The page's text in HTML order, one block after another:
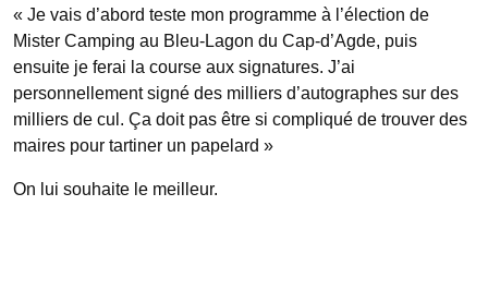
« Je vais d’abord teste mon programme à l’élection de
Mister Camping au Bleu-Lagon du Cap-d’Agde, puis
ensuite je ferai la course aux signatures. J’ai
personnellement signé des milliers d’autographes sur des
milliers de cul. Ça doit pas être si compliqué de trouver des
maires pour tartiner un papelard »
On lui souhaite le meilleur.